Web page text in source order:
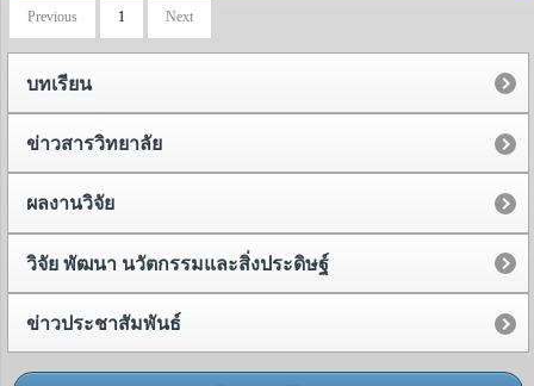
Previous 1 Next
บทเรียน
ข่าวสารวิทยาลัย
ผลงานวิจัย
วิจัย พัฒนา นวัตกรรมและสิ่งประดิษฐ์
ข่าวประชาสัมพันธ์